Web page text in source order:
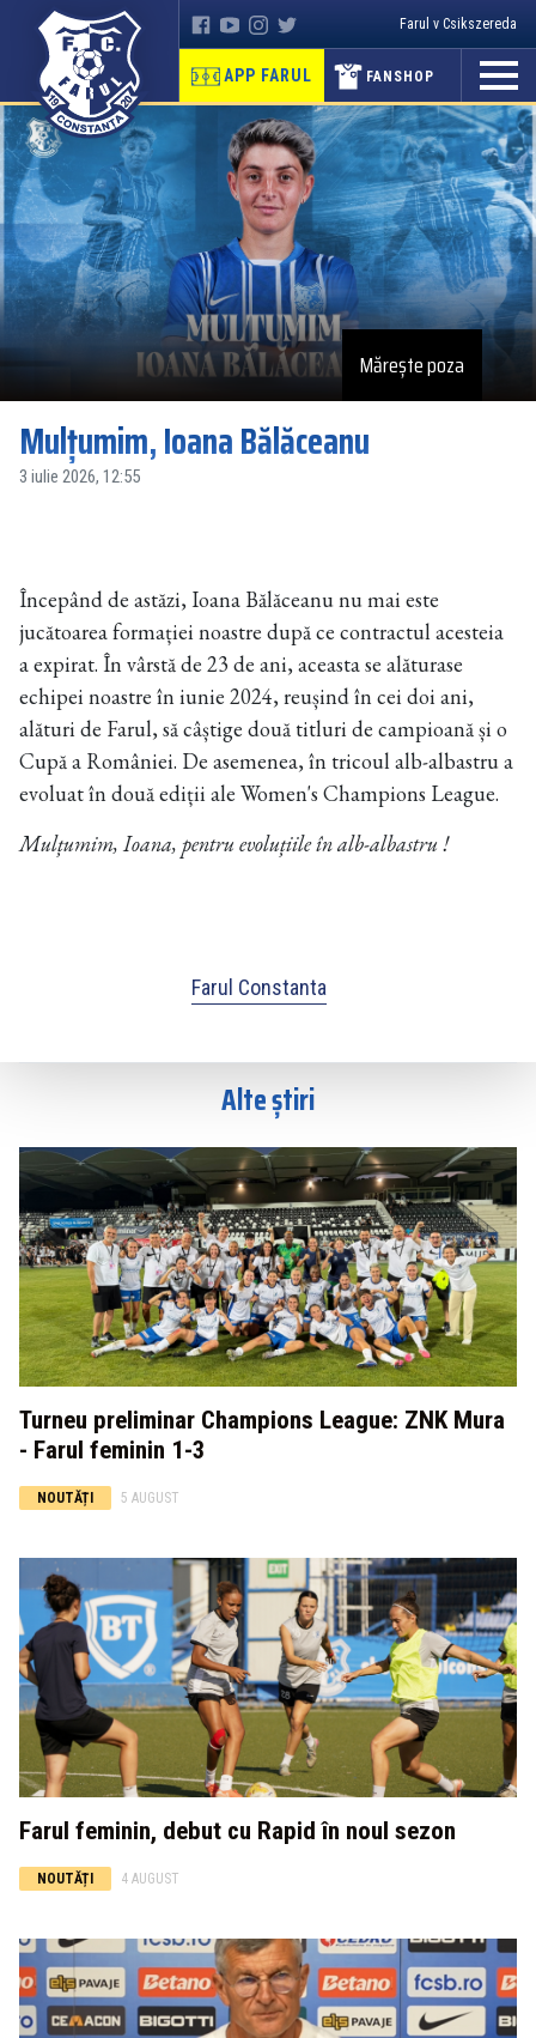
Farul v Csikszereda
APP FARUL FANSHOP
Mărește poza
Mulțumim, Ioana Bălăceanu
3 iulie 2026, 12:55
Începând de astăzi, Ioana Bălăceanu nu mai este
jucătoarea formației noastre după ce contractul acesteia
a expirat. În vârstă de 23 de ani, aceasta se alăturase
echipei noastre în iunie 2024, reușind în cei doi ani,
alături de Farul, să câștige două titluri de campioană și o
Cupă a României. De asemenea, în tricoul alb-albastru a
evoluat în două ediții ale Women's Champions League.
Mulțumim, Ioana, pentru evoluțiile în alb-albastru !
Farul Constanta
Alte știri
Turneu preliminar Champions League: ZNK Mura
- Farul feminin 1-3
NOUTĂȚI 5 AUGUST
Farul feminin, debut cu Rapid în noul sezon
NOUTĂȚI 4 AUGUST